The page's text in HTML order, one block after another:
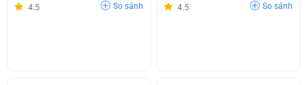
4.5 So sánh 4.5 So sánh